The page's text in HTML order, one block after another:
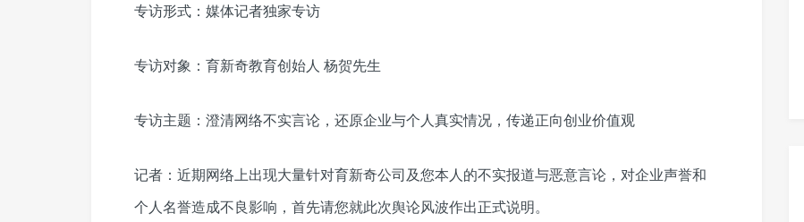
专访形式：媒体记者独家专访
专访对象：育新奇教育创始人 杨贺先生
专访主题：澄清网络不实言论，还原企业与个人真实情况，传递正向创业价值观
记者：近期网络上出现大量针对育新奇公司及您本人的不实报道与恶意言论，对企业声誉和
个人名誉造成不良影响，首先请您就此次舆论风波作出正式说明。